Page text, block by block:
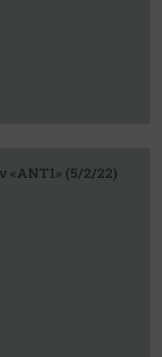
«ΑΝΤ1» (5/2/22)